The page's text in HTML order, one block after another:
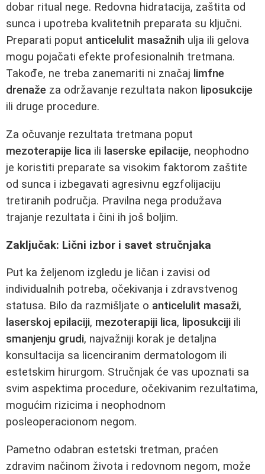
dobar ritual nege. Redovna hidratacija, zaštita od
sunca i upotreba kvalitetnih preparata su ključni.
Preparati poput anticelulit masažnih ulja ili gelova
mogu pojačati efekte profesionalnih tretmana.
Takođe, ne treba zanemariti ni značaj limfne
drenaže za održavanje rezultata nakon liposukcije
ili druge procedure.
Za očuvanje rezultata tretmana poput
mezoterapije lica ili laserske epilacije, neophodno
je koristiti preparate sa visokim faktorom zaštite
od sunca i izbegavati agresivnu egzfolijaciju
tretiranih područja. Pravilna nega produžava
trajanje rezultata i čini ih još boljim.
Zaključak: Lični izbor i savet stručnjaka
Put ka željenom izgledu je ličan i zavisi od
individualnih potreba, očekivanja i zdravstvenog
statusa. Bilo da razmišljate o anticelulit masaži,
laserskoj epilaciji, mezoterapiji lica, liposukciji ili
smanjenju grudi, najvažniji korak je detaljna
konsultacija sa licenciranim dermatologom ili
estetskim hirurgom. Stručnjak će vas upoznati sa
svim aspektima procedure, očekivanim rezultatima,
mogućim rizicima i neophodnom
posleoperacionom negom.
Pametno odabran estetski tretman, praćen
zdravim načinom života i redovnom negom, može